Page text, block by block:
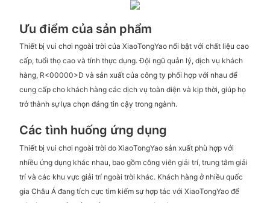
Ưu điểm của sản phẩm
Thiết bị vui chơi ngoài trời của XiaoTongYao nổi bật với chất liệu cao
cấp, tuổi thọ cao và tính thực dụng. Đội ngũ quản lý, dịch vụ khách
hàng, R<00000>D và sản xuất của công ty phối hợp với nhau để
cung cấp cho khách hàng các dịch vụ toàn diện và kịp thời, giúp họ
trở thành sự lựa chọn đáng tin cậy trong ngành.
Các tình huống ứng dụng
Thiết bị vui chơi ngoài trời do XiaoTongYao sản xuất phù hợp với
nhiều ứng dụng khác nhau, bao gồm công viên giải trí, trung tâm giải
trí và các khu vực giải trí ngoài trời khác. Khách hàng ở nhiều quốc
gia Châu Á đang tích cực tìm kiếm sự hợp tác với XiaoTongYao để